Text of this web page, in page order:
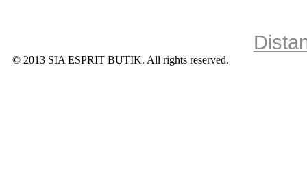
© 2013 SIA ESPRIT BUTIK. All rights reserved.